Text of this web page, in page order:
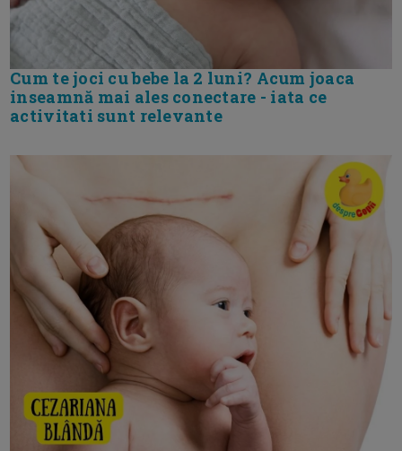
Cum te joci cu bebe la 2 luni? Acum joaca
inseamnă mai ales conectare - iata ce
activitati sunt relevante